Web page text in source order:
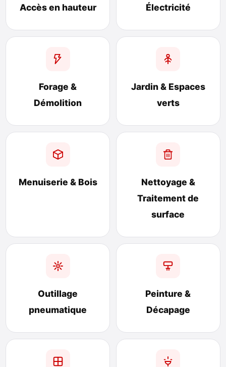
Accès en hauteur
Électricité
Forage &
Démolition
Jardin & Espaces
verts
Menuiserie & Bois
Nettoyage &
Traitement de
surface
Outillage
pneumatique
Peinture &
Décapage